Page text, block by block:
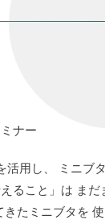
ナー
活用し、 ミニブ
ること」は まだ
たミニブタを